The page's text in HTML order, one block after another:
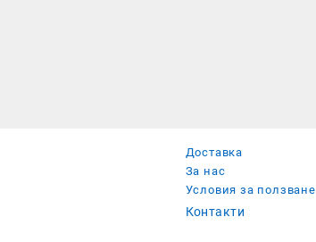
Доставка
За нас
Условия за ползване
Контакти